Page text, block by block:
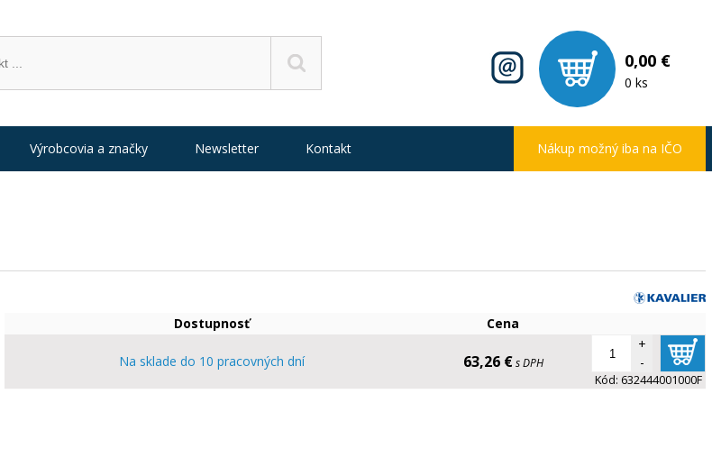
0,00 €
0 ks
Dostupnosť Cena
Na sklade do 10 pracovných dní 63,26 € s DPH
+
-
Kód: 632444001000F
Výrobcovia a značky Newsletter Kontakt Nákup možný iba na IČO